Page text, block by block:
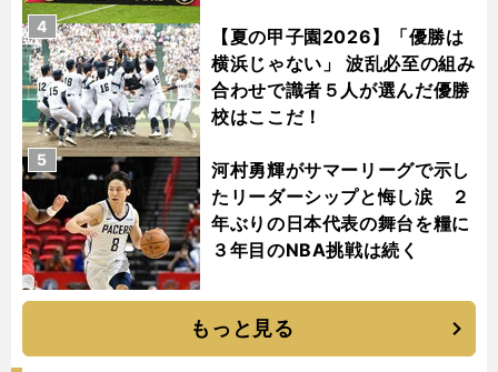
【夏の甲子園2026】「優勝は
横浜じゃない」 波乱必至の組み
合わせで識者５人が選んだ優勝
校はここだ！
4
河村勇輝がサマーリーグで示し
たリーダーシップと悔し涙 ２
年ぶりの日本代表の舞台を糧に
３年目のNBA挑戦は続く
5
もっと見る